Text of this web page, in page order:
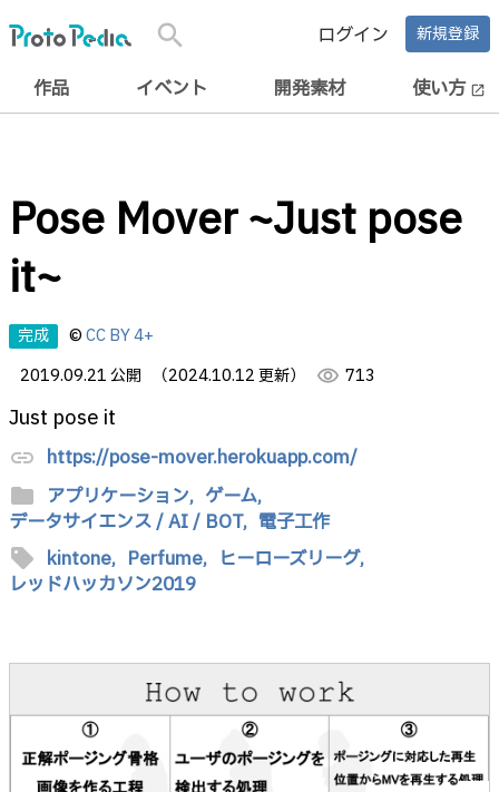
search ログイン 新規登録
作品 イベント 開発素材 使い方 open_in_new
Pose Mover ~Just pose
it~
完成 ©CC BY 4+
2019.09.21 公開
（2024.10.12 更新） visibility 713
Just pose it
link https://pose-mover.herokuapp.com/
folder アプリケーション, ゲーム,
データサイエンス / AI / BOT, 電子工作
sell kintone, Perfume, ヒーローズリーグ,
レッドハッカソン2019